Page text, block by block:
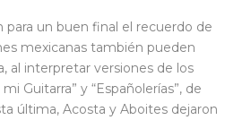
para un buen final el recuerdo de
mexicanas también pueden
al interpretar versiones de los
Guitarra” y “Españolerías”, de
última, Acosta y Aboites dejaron